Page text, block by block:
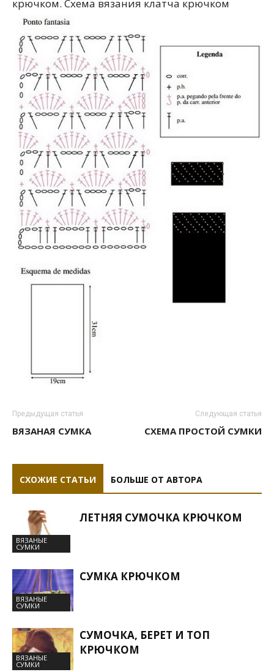
крючком. Схема вязания клатча крючком
Предыдущая статья
ВЯЗАНАЯ СУМКА
Следующая статья
СХЕМА ПРОСТОЙ СУМКИ
СХОЖИЕ СТАТЬИ БОЛЬШЕ ОТ АВТОРА
ВЯЗАНЫЕ
СУМКИ
ЛЕТНЯЯ СУМОЧКА КРЮЧКОМ
ВЯЗАНЫЕ
СУМКИ
СУМКА КРЮЧКОМ
ВЯЗАНЫЕ
СУМКИ
СУМОЧКА, БЕРЕТ И ТОП
КРЮЧКОМ